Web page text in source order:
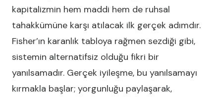
kapitalizmin hem maddi hem de ruhsal
tahakkümüne karşı atılacak ilk gerçek adımdır.
Fisher’ın karanlık tabloya rağmen sezdiği gibi,
sistemin alternatifsiz olduğu fikri bir
yanılsamadır. Gerçek iyileşme, bu yanılsamayı
kırmakla başlar; yorgunluğu paylaşarak,